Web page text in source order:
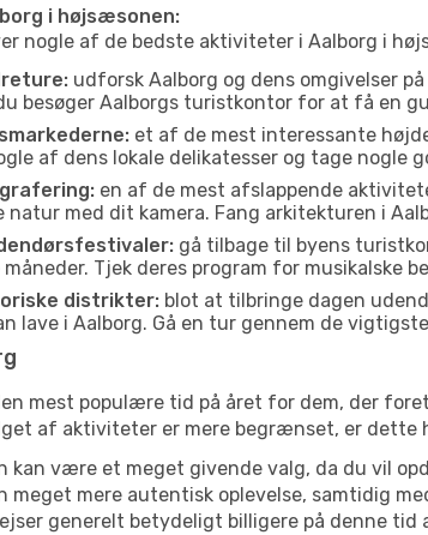
i højsæsonen:
nogle af de bedste aktiviteter i Aalborg i
udforsk Aalborg og dens omgivelser
besøger Aalborgs turistkontor for at få en
et af de mest interessante
af dens lokale delikatesser og tage nogle
en af de mest afslappende
natur med dit kamera. Fang arkitekturen i
gå tilbage til byens
Tjek deres program for musikalske
distrikter: blot at tilbringe dagen
lave i Aalborg. Gå en tur gennem de
mest populære tid på året for dem, der
af aktiviteter er mere begrænset, er dette
kan være et meget givende valg, da du vil
meget mere autentisk oplevelse, samtidig
generelt betydeligt billigere på denne